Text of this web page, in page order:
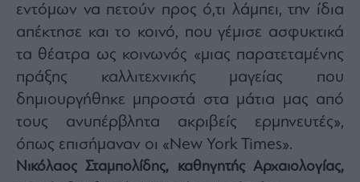
εντόμων να πετούν προς ό,τι λάμπει, την ίδια
απέκτησε και το κοινό, που γέμισε ασφυκτικά
τα θέατρα ως κοινωνός «μιας παρατεταμένης
πράξης καλλιτεχνικής μαγείας που
δημιουργήθηκε μπροστά στα μάτια μας από
τους ανυπέρβλητα ακριβείς ερμηνευτές»,
όπως επισήμαναν οι «New York Times».
Νικόλαος Σταμπολίδης, καθηγητής Αρχαιολογίας,